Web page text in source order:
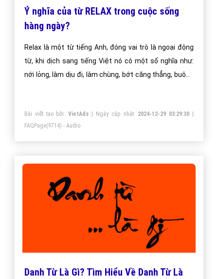
Ý nghĩa của từ RELAX trong cuộc sống
hàng ngày?
Relax là một từ tiếng Anh, đóng vai trò là ngoại động
từ, khi dịch sang tiếng Việt nó có một số nghĩa như:
nới lỏng, làm dịu đi, làm chùng, bớt căng thẳng, buông
mỏi, áp lực, căng thẳng trong công việc, cuộc sống,
gia đình.
Bài viết tạo bởi:VietAds | Ngày cập nhật: 2024-12-29 03:29:30
FAQPage(9714) - Audio
Danh Từ Là Gì? Tìm Hiểu Về Danh Từ Là